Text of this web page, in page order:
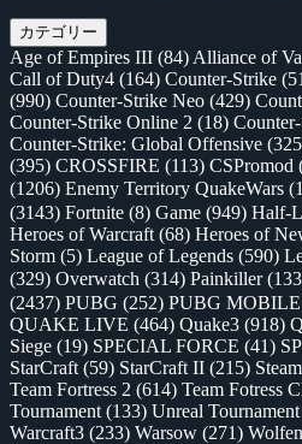
カテゴリー
Age of Empires III (84) Alliance of
Call of Duty4 (164) Counter-Strike
(990) Counter-Strike Neo (429)
Counter-Strike Online 2 (18)
Counter-Strike: Global Offensive
(395) CROSSFIRE (113) CSPromod
(1206) Enemy Territory QuakeWars
(3143) Fortnite (8) Game (949) Half-
Heroes of Warcraft (68) Heroes of
Storm (5) League of Legends (590)
(329) Overwatch (314) Painkiller
(2437) PUBG (252) PUBG MOBILE
QUAKE LIVE (464) Quake3 (918)
Siege (19) SPECIAL FORCE (41)
StarCraft (59) StarCraft II (215) Steam
Team Fortress 2 (614) Team Fotress
Tournament (133) Unreal
Warcraft3 (233) Warsow (271)